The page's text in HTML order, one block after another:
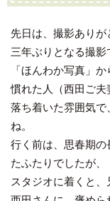
先日は、撮影ありが
三年ぶりとなる撮影
「ほんわか写真」
慣れた人（西田ご夫
落ち着いた雰囲気
ね。
行く前は、思春期
たふたりでしたが、
スタジオに着くと、